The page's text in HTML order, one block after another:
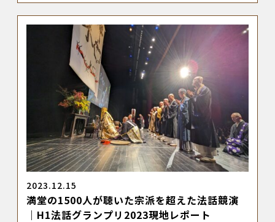
2023.12.15
満堂の1500人が聴いた宗派を超えた法話競演
｜H1法話グランプリ2023現地レポート